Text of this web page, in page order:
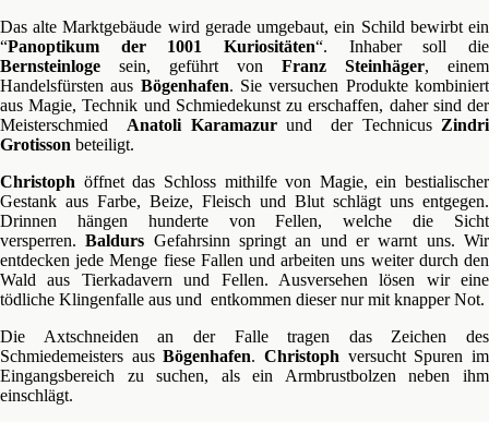
Das alte Marktgebäude wird gerade umgebaut, ein Schild bewirbt ein
“Panoptikum der 1001 Kuriositäten“. Inhaber soll die
Bernsteinloge sein, geführt von Franz Steinhäger, einem
Handelsfürsten aus Bögenhafen. Sie versuchen Produkte kombiniert
aus Magie, Technik und Schmiedekunst zu erschaffen, daher sind der
Meisterschmied Anatoli Karamazurund der Technicus Zindri
Grotisson beteiligt.
Christoph öffnet das Schloss mithilfe von Magie, ein bestialischer
Gestank aus Farbe, Beize, Fleisch und Blut schlägt uns entgegen.
Drinnen hängen hunderte von Fellen, welche die Sicht
versperren.Baldurs Gefahrsinn springt an und er warnt uns. Wir
entdecken jede Menge fiese Fallen und arbeiten uns weiter durch den
Wald aus Tierkadavern und Fellen. Ausversehen lösen wir eine
tödliche Klingenfalle aus und entkommen dieser nur mit knapper Not.
Die Axtschneiden an der Falle tragen das Zeichen des
Schmiedemeisters ausBögenhafen.Christoph versucht Spuren im
Eingangsbereich zu suchen, als ein Armbrustbolzen neben ihm
einschlägt.